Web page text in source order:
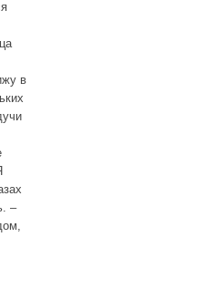
в
–